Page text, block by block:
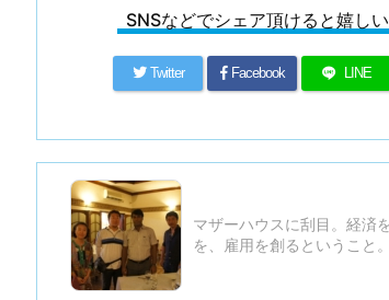
SNSなどでシェア頂けると嬉しい
Twitter Facebook LINE
マザーハウスに刮目。経済
を、雇用を創るということ